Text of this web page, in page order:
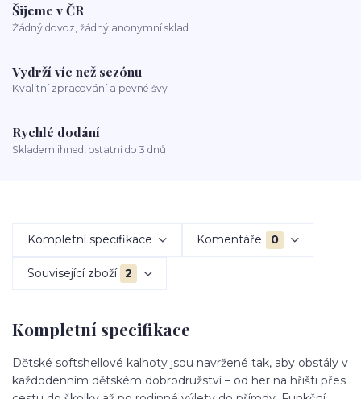
Šijeme v ČR
Žádný dovoz, žádný anonymní sklad
Vydrží víc než sezónu
Kvalitní zpracování a pevné švy
Rychlé dodání
Skladem ihned, ostatní do 3 dnů
Kompletní specifikace Komentáře 0
Související zboží 2
Kompletní specifikace
Dětské softshellové kalhoty jsou navržené tak, aby obstály v
každodenním dětském dobrodružství – od her na hřišti přes